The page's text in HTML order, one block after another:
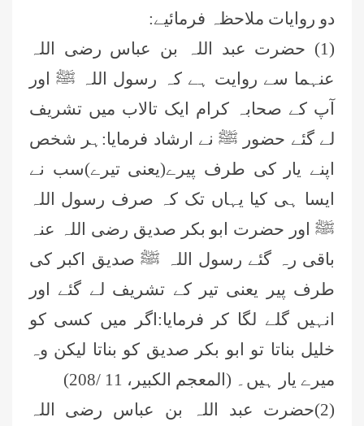
دو روایات ملاحظہ فرمائیے:
(1) حضرت عبد اللہ بن عباس رضی اللہ
عنہما سے روایت ہے کہ رسول اللہ ﷺ اور
آپ کے صحابہ کرام ایک تالاب میں تشریف
لے گئے حضور ﷺ نے ارشاد فرمایا:ہر شخص
اپنے یار کی طرف پیرے(یعنی تیرے)سب نے
ایسا ہی کیا یہاں تک کہ صرف رسول اللہ
ﷺ اور حضرت ابو بکر صدیق رضی اللہ عنہ
باقی رہ گئے رسول اللہ ﷺ صدیق اکبر کی
طرف پیر یعنی تیر کے تشریف لے گئے اور
انہیں گلے لگا کر فرمایا:اگر میں کسی کو
خلیل بناتا تو ابو بکر صدیق کو بناتا لیکن وہ
میرے یار ہیں۔ (المعجم الکبیر، 11 /208)
(2)حضرت عبد اللہ بن عباس رضی اللہ